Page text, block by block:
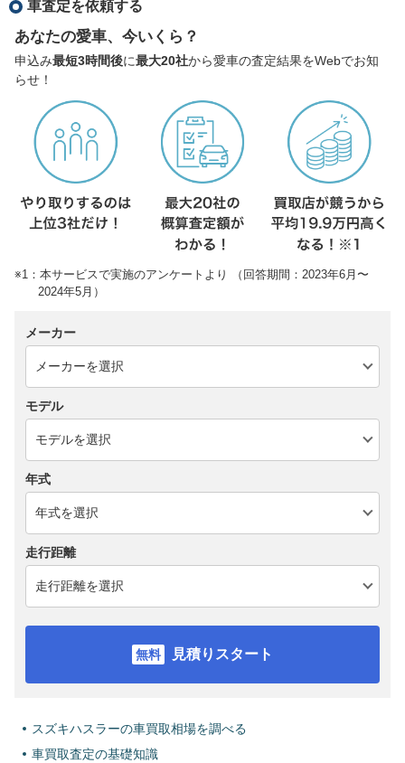
車査定を依頼する
あなたの愛車、今いくら？
申込み最短3時間後に最大20社から愛車の査定結果をWebでお知
らせ！
※1：本サービスで実施のアンケートより （回答期間：2023年6月〜
2024年5月）
メーカー
モデル
年式
走行距離
見積りスタート
スズキハスラーの車買取相場を調べる
車買取査定の基礎知識